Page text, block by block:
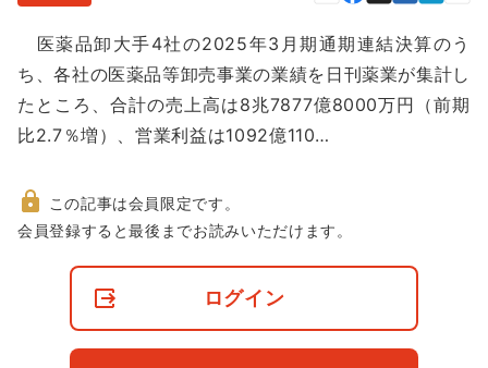
に
医薬品卸大手4社の2025年3月期通期連結決算のう
ち、各社の医薬品等卸売事業の業績を日刊薬業が集計し
たところ、合計の売上高は8兆7877億8000万円（前期
比2.7％増）、営業利益は1092億110…
非
この記事は会員限定です。
会員登録すると最後までお読みいただけます。
ログイン